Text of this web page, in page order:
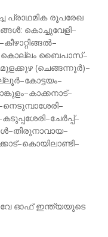
പ്രാഥമിക രൂപരേഖ
കൊച്ചുവേളി–
ബൈപാസ്–
(ചെങ്ങന്നൂർ)–
ഓഫ് ഇന്ത്യയുടെ